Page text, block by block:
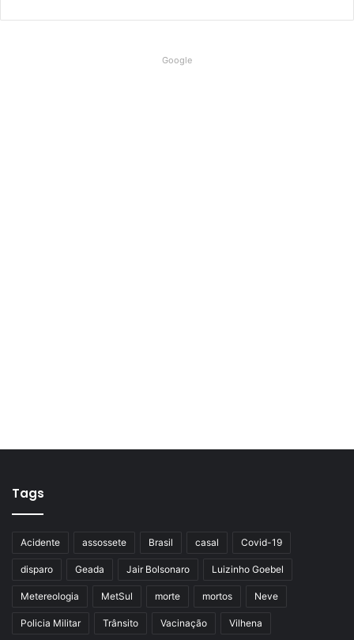
Google
Tags
Acidente assossete Brasil casal Covid-19
disparo Geada Jair Bolsonaro Luizinho Goebel
Metereologia MetSul morte mortos Neve
Policia Militar Trânsito Vacinação Vilhena